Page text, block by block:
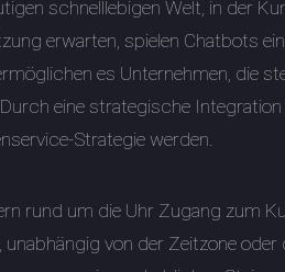
schnelllebigen Welt, in der
erwarten, spielen Chatbots
es Unternehmen, die
eine strategische
Strategie werden.
rund um die Uhr Zugang zum
von der Zeitzone